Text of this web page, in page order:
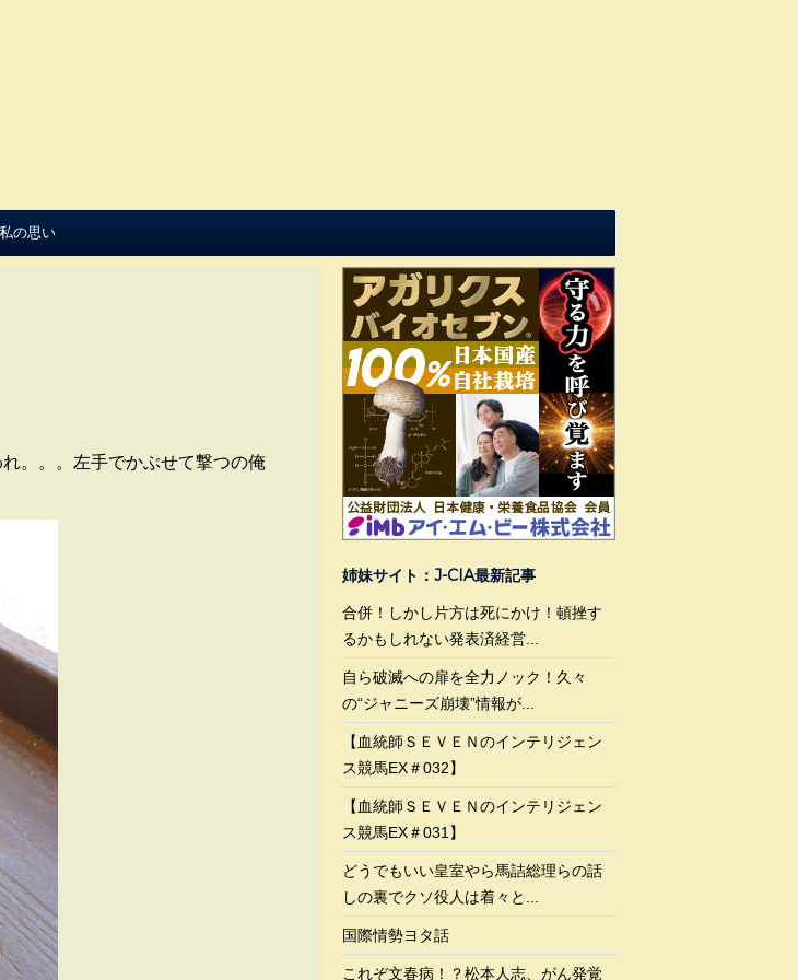
私の思い
。。。左手でかぶせて撃つの俺
姉妹サイト：J-CIA最新記事
合併！しかし片方は死にかけ！頓挫す
るかもしれない発表済経営...
自ら破滅への扉を全力ノック！久々
の“ジャニーズ崩壊”情報が...
【血統師ＳＥＶＥＮのインテリジェン
ス競馬EX＃032】
【血統師ＳＥＶＥＮのインテリジェン
ス競馬EX＃031】
どうでもいい皇室やら馬詰総理らの話
しの裏でクソ役人は着々と...
国際情勢ヨタ話
これぞ文春病！？松本人志、がん発覚